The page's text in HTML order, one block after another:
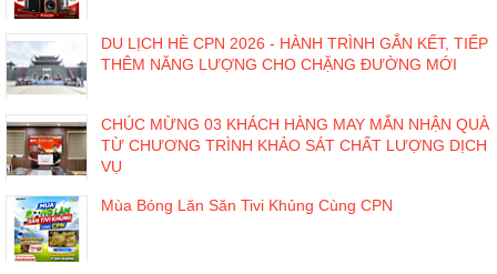
DU LỊCH HÈ CPN 2026 - HÀNH TRÌNH GẮN KẾT, TIẾP
THÊM NĂNG LƯỢNG CHO CHẶNG ĐƯỜNG MỚI
CHÚC MỪNG 03 KHÁCH HÀNG MAY MẮN NHẬN QUÀ
TỪ CHƯƠNG TRÌNH KHẢO SÁT CHẤT LƯỢNG DỊCH
VỤ
Mùa Bóng Lăn Săn Tivi Khủng Cùng CPN